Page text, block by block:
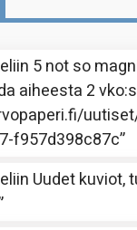
5 not so
aiheesta 2
f957d398c87c”
Uudet kuviot,